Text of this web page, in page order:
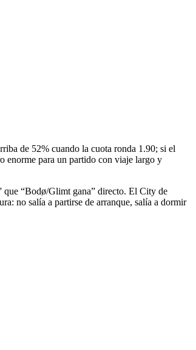
de 52% cuando la cuota ronda 1.90; si el
enorme para un partido con viaje largo y
que “Bodø/Glimt gana” directo. El City de
no salía a partirse de arranque, salía a dormir